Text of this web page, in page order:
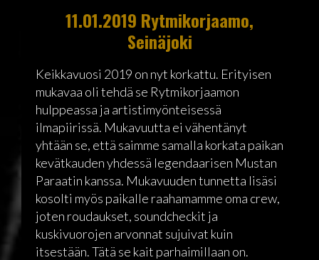
11.01.2019 Rytmikorjaamo,
Seinäjoki
Keikkavuosi 2019 on nyt korkattu. Erityisen
mukavaa oli tehdä se Rytmikorjaamon
hulppeassa ja artistimyönteisessä
ilmapiirissä. Mukavuutta ei vähentänyt
yhtään se, että saimme samalla korkata paikan
kevätkauden yhdessä legendaarisen Mustan
Paraatin kanssa. Mukavuuden tunnetta lisäsi
kosolti myös paikalle raahamamme oma crew,
joten roudaukset, soundcheckit ja
kuskivuorojen arvonnat sujuivat kuin
itsestään. Tätä se kait parhaimillaan on.